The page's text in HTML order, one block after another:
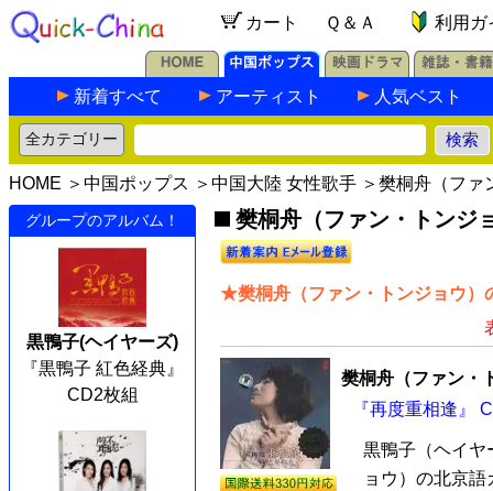
カート Ｑ＆Ａ 利用ガ
新着すべて アーティスト 人気ベスト
HOME ＞ 中国ポップス ＞ 中国大陸 女性歌手 ＞樊桐舟（ファ
グループのアルバム！
黒鴨子(ヘイヤーズ)
『黒鴨子 紅色経典』
CD2枚組
樊桐舟（ファン・トンジ
★樊桐舟（ファン・トンジョウ）
樊桐舟（ファン・
『再度重相逢』
黒鴨子（ヘイヤ
ョウ）の北京